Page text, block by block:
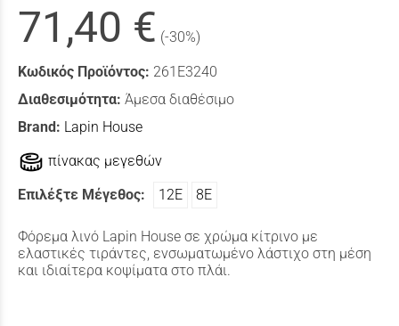
71,40 € (-30%)
Κωδικός Προϊόντος: 261Ε3240
Διαθεσιμότητα: Άμεσα διαθέσιμο
Brand: Lapin House
πίνακας μεγεθών
Επιλέξτε Μέγεθος: 12Ε 8Ε
Φόρεμα λινό Lapin House σε χρώμα κίτρινο με
ελαστικές τιράντες, ενσωματωμένο λάστιχο στη μέση
και ιδιαίτερα κοψίματα στο πλάι.